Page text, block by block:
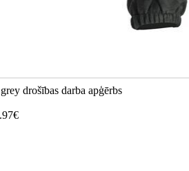
drošības darba apģērbs